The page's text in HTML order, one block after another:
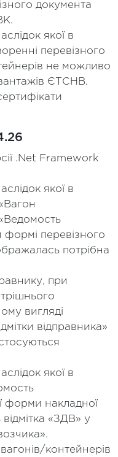
документа
якої в
перевізного
не можливо
ЄТСНВ.
.Net Framework
якої в
формі перевізного
потрібна
при
вигляді
відправника»
якої в
форми накладної
«ЗДВ» у
контейнерів